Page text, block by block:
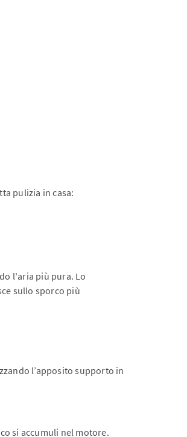
pulizia in casa:
l'aria più pura. Lo
sullo sporco più
l’apposito supporto in
si accumuli nel motore.